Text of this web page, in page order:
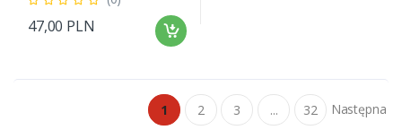
47,00 PLN
1 2 3 ... 32 Następna